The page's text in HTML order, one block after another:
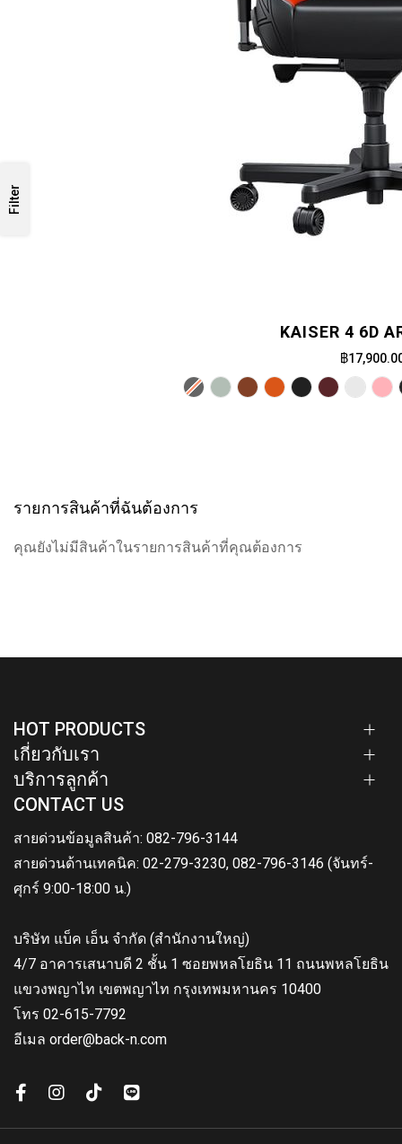
KAISER 4 6D
฿
Filter
รายการสินค้าที่ฉันต้องการ
คุณยังไม่มีสินค้าในรายการสินค้าที่คุณต้องการ
HOT PRODUCTS
เกี่ยวกับเรา
บริการลูกค้า
CONTACT US
สายด่วนข้อมูลสินค้า: 082-796-3144
สายด่วนด้านเทคนิค: 02-279-3230, 082-796-3146 (จันทร์-
ศุกร์ 9:00-18:00 น.)
บริษัท แบ็ค เอ็น จำกัด (สำนักงานใหญ่)
4/7 อาคารเสนาบดี 2 ชั้น 1 ซอยพหลโยธิน 11 ถนนพหลโยธิน
แขวงพญาไท เขตพญาไท กรุงเทพมหานคร 10400
โทร 02-615-7792
อีเมล order@back-n.com